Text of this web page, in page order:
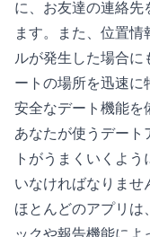
に、お友達の連絡
ます。また、位置
ルが発生した場合
ートの場所を迅速に
安全なデート機能
あなたが使うデー
トがうまくいくよ
いなければなりませ
ほとんどのアプリ